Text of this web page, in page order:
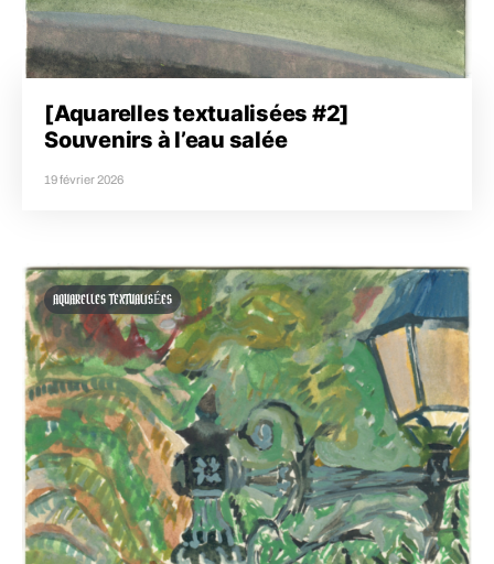
[Aquarelles textualisées #2]
Souvenirs à l’eau salée
19 février 2026
AQUARELLES TEXTUALISÉES